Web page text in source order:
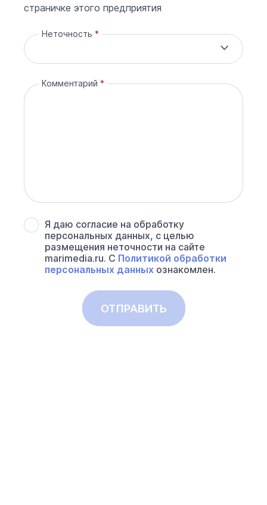
страничке этого предприятия
Неточность
Комментарий
Я даю согласие на обработку
персональных данных, с целью
размещения неточности на сайте
marimedia.ru. С Политикой обработки
персональных данных ознакомлен.
ОТПРАВИТЬ